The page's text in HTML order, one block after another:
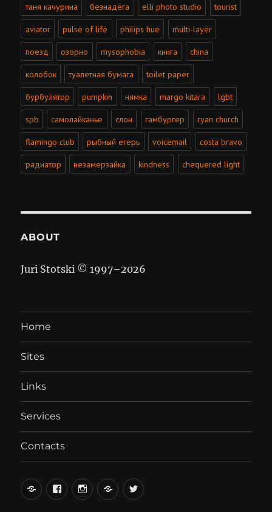
таня качурина безнадёга elli photo studio tourist
aviator pulse of life philips hue multi-layer
поезд озорно mysophobia книга china
колобок туалетная бумага toilet paper
бурбулятор pumpkin нямка margo kitara lgbt
spb самолайканье слон гамбургер ryan church
flamingo club рыбный егерь voicemail costa bravo
радиатор незамерзайка kindness chequered light
ABOUT
Juri Stotski © 1997–2026
Home
Sites
Links
Services
Contacts
вКонтакте
FacebookInstagramLiveJournal
Twitter